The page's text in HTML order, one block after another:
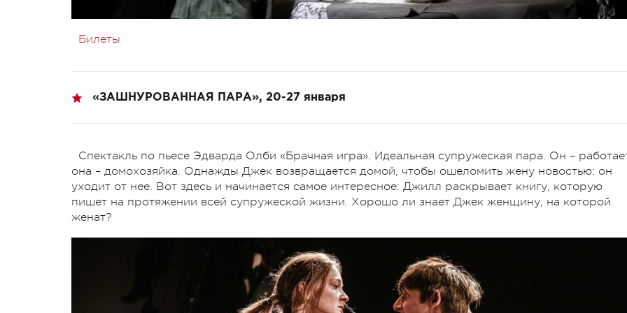
Билеты
«ЗАШНУРОВАННАЯ ПАРА», 20-27 января
Спектакль по пьесе Эдварда Олби «Брачная игра». Идеальная супружеская пара. Он –
она – домохозяйка. Однажды Джек возвращается домой, чтобы ошеломить жену новостью: он
уходит от нее. Вот здесь и начинается самое интересное: Джилл раскрывает книгу, которую
пишет на протяжении всей супружеской жизни. Хорошо ли знает Джек женщину, на которой
женат?